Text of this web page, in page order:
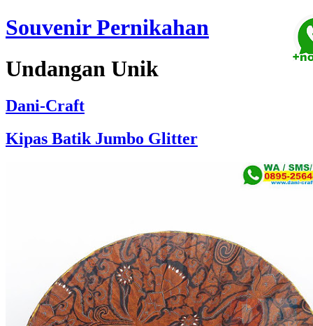
Souvenir Pernikahan
Undangan Unik
Dani-Craft
Kipas Batik Jumbo Glitter